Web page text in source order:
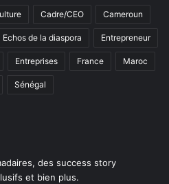
Cadre/CEO Cameroun
Echos de la diaspora Entrepreneur
Entreprises France Maroc
Sénégal
des success story
et bien plus.